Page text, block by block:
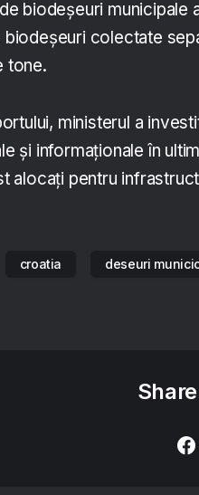
biodeșeuri municipale
biodeșeuri colectate
tone.
ministerul a
și informaționale în
alocați pentru
croatia deseuri